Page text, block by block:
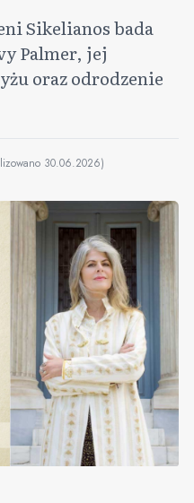
Sikelianos bada
Palmer, jej
oraz odrodzenie
30.06.2026)